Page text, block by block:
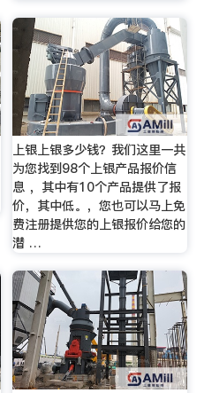
上银上银多少钱？我们这里一共
为您找到98个上银产品报价信
息 ，其中有10个产品提供了报
价，其中低。，您也可以马上免
费注册提供您的上银报价给您的
潜 …